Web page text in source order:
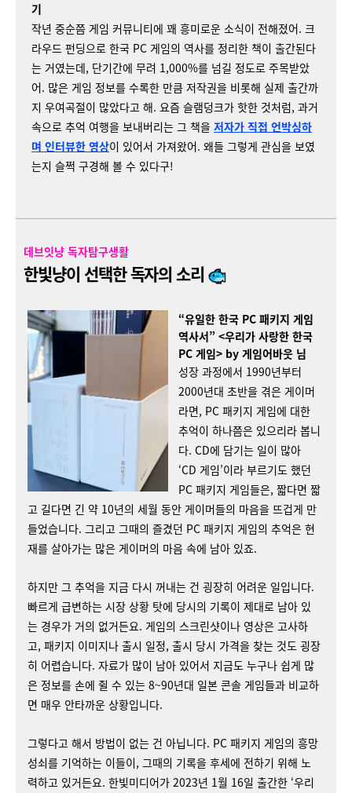
기
작년 중순쯤 게임 커뮤니티에 꽤 흥미로운 소식이 전해졌어. 크
라우드 펀딩으로 한국 PC 게임의 역사를 정리한 책이 출간된다
는 거였는데, 단기간에 무려 1,000%를 넘길 정도로 주목받았
어. 많은 게임 정보를 수록한 만큼 저작권을 비롯해 실제 출간까
지 우여곡절이 많았다고 해. 요즘 슬램덩크가 핫한 것처럼, 과거
속으로 추억 여행을 보내버리는 그 책을 저자가 직접 언박싱하
며 인터뷰한 영상이 있어서 가져왔어. 왜들 그렇게 관심을 보였
는지 슬쩍 구경해 볼 수 있다구!
데브잇냥 독자탐구생활
한빛냥이 선택한 독자의 소리
“유일한 한국 PC 패키지 게임
역사서” <우리가 사랑한 한국
PC 게임> by 게임어바웃 님​
성장 과정에서 1990년부터
2000년대 초반을 겪은 게이머
라면, PC 패키지 게임에 대한
추억이 하나쯤은 있으리라 봅니
다. CD에 담기는 일이 많아
‘CD 게임’이라 부르기도 했던
PC 패키지 게임들은, 짧다면 짧
고 길다면 긴 약 10년의 세월 동안 게이머들의 마음을 뜨겁게 만
들었습니다. 그리고 그때의 즐겼던 PC 패키지 게임의 추억은 현
재를 살아가는 많은 게이머의 마음 속에 남아 있죠.
하지만 그 추억을 지금 다시 꺼내는 건 굉장히 어려운 일입니다.
빠르게 급변하는 시장 상황 탓에 당시의 기록이 제대로 남아 있
는 경우가 거의 없거든요. 게임의 스크린샷이나 영상은 고사하
고, 패키지 이미지나 출시 일정, 출시 당시 가격을 찾는 것도 굉장
히 어렵습니다. 자료가 많이 남아 있어서 지금도 누구나 쉽게 많
은 정보를 손에 쥘 수 있는 8~90년대 일본 콘솔 게임들과 비교하
면 매우 안타까운 상황입니다.
그렇다고 해서 방법이 없는 건 아닙니다. PC 패키지 게임의 흥망
성쇠를 기억하는 이들이, 그때의 기록을 후세에 전하기 위해 노
력하고 있거든요. 한빛미디어가 2023년 1월 16일 출간한 ‘우리